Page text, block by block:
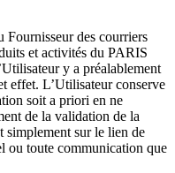
Fournisseur des courriers
et activités du PARIS
y a préalablement
effet. L’Utilisateur conserve
soit a priori en ne
de la validation de la
simplement sur le lien de
ou toute communication que